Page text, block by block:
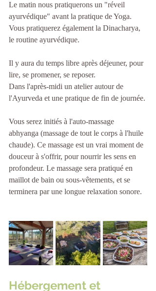
Le matin nous pratiquerons un "réveil
ayurvédique" avant la pratique de Yoga.
Vous pratiquerez également la Dinacharya,
le routine ayurvédique.
Il y aura du temps libre après déjeuner, pour
lire, se promener, se reposer.
Dans l'après-midi un atelier autour de
l'Ayurveda et une pratique de fin de journée.
Vous serez initiés à l'auto-massage
abhyanga (massage de tout le corps à l'huile
chaude). Ce massage est un vrai moment de
douceur à s'offrir, pour nourrir les sens en
profondeur. Le massage sera pratiqué en
maillot de bain ou sous-vêtements, et se
terminera par une longue relaxation sonore.
Hébergement et